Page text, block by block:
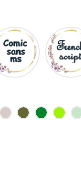
Comic
sans
ms
FicelleKaki Vert
bouteille
Anis